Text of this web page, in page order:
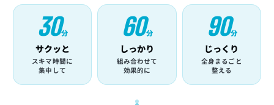
30分
サクッと
スキマ時間に
集中して
60分
しっかり
組み合わせて
効果的に
90分
じっくり
全身まるごと
整える